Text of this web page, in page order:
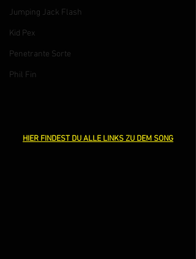
Jumping Jack Flash
Kid Pex
Penetrante Sorte
Phil Fin
HIER FINDEST DU ALLE LINKS ZU DEM SONG